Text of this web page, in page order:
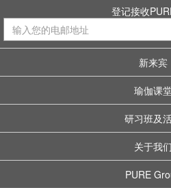
登记接收
新来宾
瑜伽课
研习班及
关于我们
PURE